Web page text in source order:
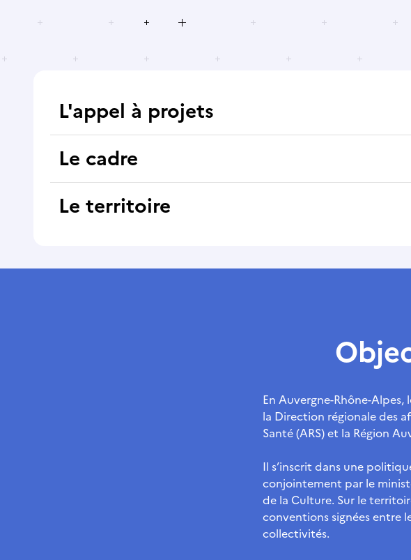
L'appel à projets
Le cadre
Le territoire
En Auvergne-Rhône-
la Direction régionale des
Santé (ARS) et la Région
Il s’inscrit dans une
conjointement par le
de la Culture. Sur le
conventions signées entre
collectivités.